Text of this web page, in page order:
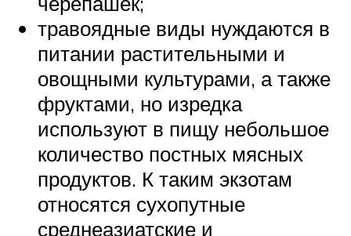
травоядные виды нуждаются в
питании растительными и
овощными культурами, а также
фруктами, но изредка
используют в пищу небольшое
количество постных мясных
продуктов. К таким экзотам
относятся сухопутные
среднеазиатские и